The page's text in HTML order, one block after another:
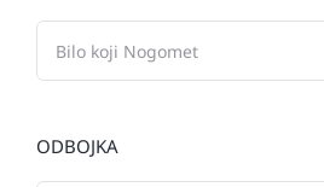
ODBOJKA